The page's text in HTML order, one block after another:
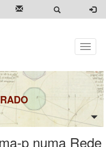
Toggle
p numa Rede